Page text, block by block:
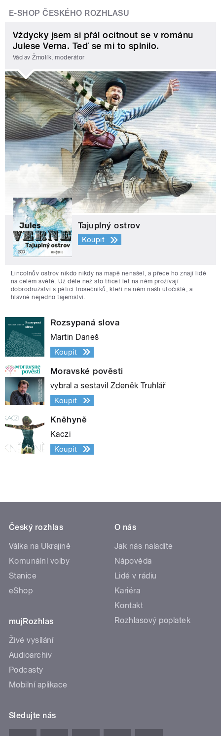
E-SHOP ČESKÉHO ROZHLASU
Vždycky jsem si přál ocitnout se v románu
Julese Verna. Teď se mi to splnilo.
Václav Žmolík, moderátor
Tajuplný ostrov
Koupit
Lincolnův ostrov nikdo nikdy na mapě nenašel, a přece ho znají lidé
na celém světě. Už déle než sto třicet let na něm prožívají
dobrodružství s pěticí trosečníků, kteří na něm našli útočiště, a
hlavně nejedno tajemství.
Rozsypaná slova
Martin Daneš
Koupit
Moravské pověsti
vybral a sestavil Zdeněk Truhlář
Koupit
Kněhyně
Kaczi
Koupit
Český rozhlas
Válka na Ukrajině
Komunální volby
Stanice
eShop
mujRozhlas
Živé vysílání
Audioarchiv
Podcasty
Mobilní aplikace
O nás
Jak nás naladíte
Nápověda
Lidé v rádiu
Kariéra
Kontakt
Rozhlasový poplatek
Sledujte nás